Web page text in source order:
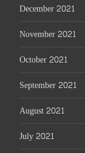
December 2021
November 2021
October 2021
September 2021
August 2021
July 2021